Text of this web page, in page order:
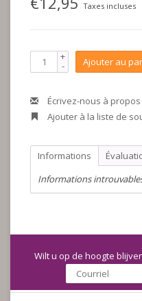
Taxes incluses
+
- Ajouter au
Écrivez-nous à
Ajouter à la liste de
Informations
Informations
Wilt u op de hoogte